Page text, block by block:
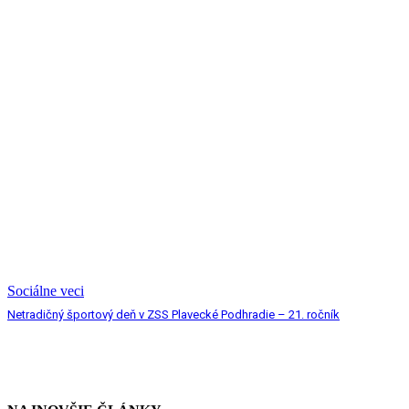
Sociálne veci
Netradičný športový deň v ZSS Plavecké Podhradie – 21. ročník